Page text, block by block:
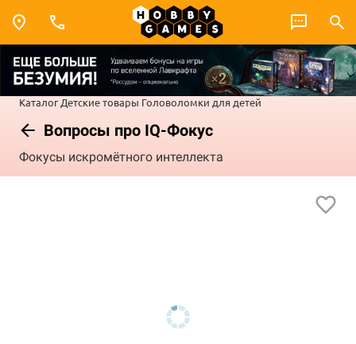
Каталог Детские товары Головоломки для детей
Вопросы про IQ-Фокус
Фокусы искромётного интеллекта